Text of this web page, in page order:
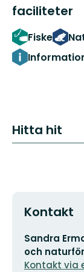
faciliteter
Fiske
Hitta hit
Kontakt
E-
postadress
Sandra
och
Kontakt via